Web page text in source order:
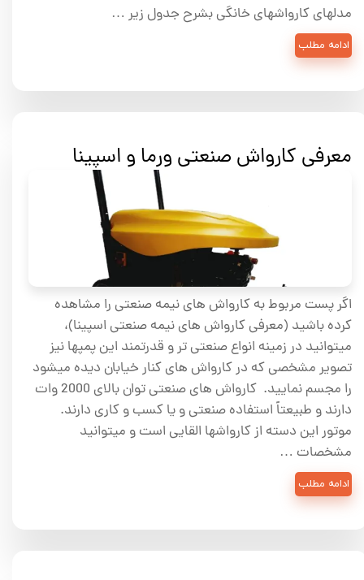
مدلهای کارواشهای خانگی بشرح جدول زیر …
ادامه مطلب
معرفی کارواش صنعتی ورما و اسپینا
اگر پست مربوط به کارواش های نیمه صنعتی را مشاهده
کرده باشید (معرفی کارواش های نیمه صنعتی اسپینا)،
میتوانید در زمینه انواع صنعتی تر و قدرتمند این پمپها نیز
تصویر مشخصی که در کارواش های کنار خیابان دیده میشود
را مجسم نمایید. کارواش های صنعتی توان بالای 2000 وات
دارند و طبیعتاً استفاده صنعتی و یا کسب و کاری دارند.
موتور این دسته از کارواشها القایی است و میتوانید
مشخصات …
ادامه مطلب